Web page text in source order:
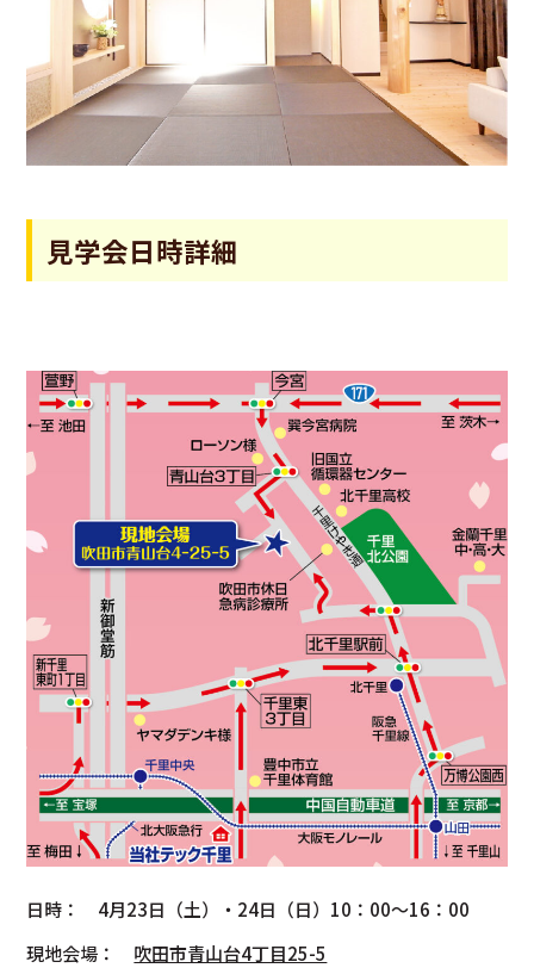
見学会日時詳細
日時： 4月23日（土）・24日（日）10：00～16：00
現地会場： 吹田市青山台4丁目25-5